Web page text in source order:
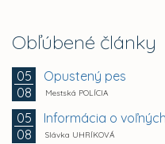
Obľúbené články
05
08
Opustený pes
Mestská POLÍCIA
05
08
Informácia o
Slávka UHRÍKOVÁ